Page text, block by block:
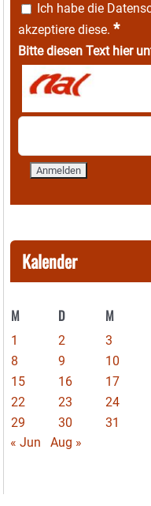
Ich habe die
akzeptiere diese. *
Bitte diesen Text hier
Kalender
M D M
1 2 3
8
9 10
15
16 17
22
23 24
29
30
31
« Jun
Aug »